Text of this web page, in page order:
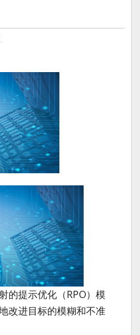
的提示优化（RPO）模
改进目标的模糊和不准